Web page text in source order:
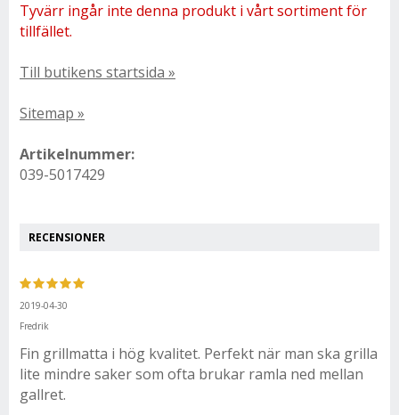
Tyvärr ingår inte denna produkt i vårt sortiment för
tillfället.
Till butikens startsida »
Sitemap »
Artikelnummer:
039-5017429
RECENSIONER
2019-04-30
Fredrik
Fin grillmatta i hög kvalitet. Perfekt när man ska grilla
lite mindre saker som ofta brukar ramla ned mellan
gallret.